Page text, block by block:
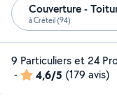
Couverture -
à Créteil (94)
9 Particuliers et 24
-
4,6/5 (179 avis)